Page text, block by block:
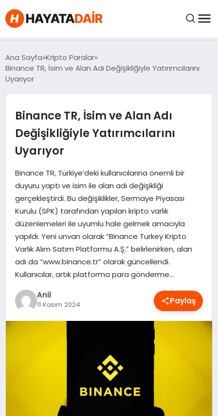
FIYATLAR
HABERLER
İNCELEMELER
KRIPTO PARALAR
KIMDIR?
NEDIR?
OYUN
RÜYA TABIRLERI
Ana Sayfa Kripto Paralar
Binance TR, İsim ve Alan Adı Değişikliğiyle Yatırımcılarını
Uyarıyor
Binance TR, İsim ve Alan Adı
Değişikliğiyle Yatırımcılarını
Uyarıyor
Binance TR, Türkiye’deki kullanıcılarına önemli bir
duyuru yaptı ve isim ile alan adı değişikliği
gerçekleştirdi. Bu değişiklikler, Sermaye Piyasası
Kurulu (SPK) tarafından yapılan kripto varlık
düzenlemeleri ile uyumlu hale gelmek amacıyla
yapıldı. Yeni unvan olarak “Binance Turkey Kripto
Varlık Alım Satım Platformu A.Ş.” belirlenirken, alan
adı da “www.binance.tr” olarak güncellendi.
Kullanıcılar, artık platforma para gönderme…
Anil
11 Kasım 2024 Paylaş